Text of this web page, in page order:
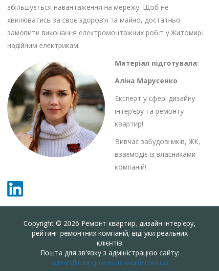
збільшується навантаження на мережу. Щоб не
хвилюватись за своє здоров’я та майно, достатньо
замовити виконання електромонтажних робіт у Житомирі
надійним електрикам.
Матеріал підготувала:
Аліна Марусенко
Експерт у сфері дизайну
інтер’єру та ремонту
квартир!
Вивчає забудовників, ЖК,
взаємодіє із власниками
компаній!
Copyright © 2026 Ремонт квартир, дизайн інтер'єру,
рейтинг ремонтних компаній, відгуки реальних
клієнтів
Пошта для зв'язку з адміністрацією сайту:
admin@rating-remont-kvartir.com.ua